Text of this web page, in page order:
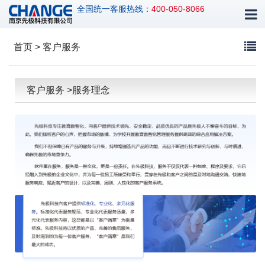
全国统一客服热线： 400-050-8066
首页 > 客户服务
客户服务 >服务理念